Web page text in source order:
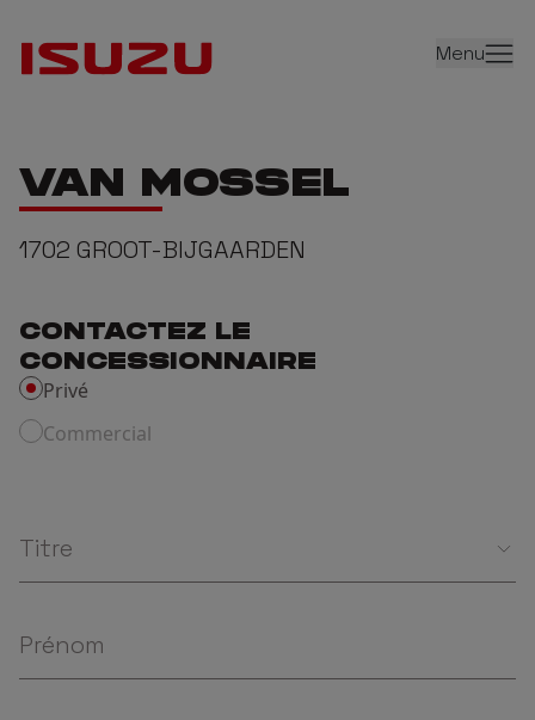
Menu
VAN MOSSEL
1702 GROOT-BIJGAARDEN
CONTACTEZ LE
CONCESSIONNAIRE
Privé
Commercial
Titre